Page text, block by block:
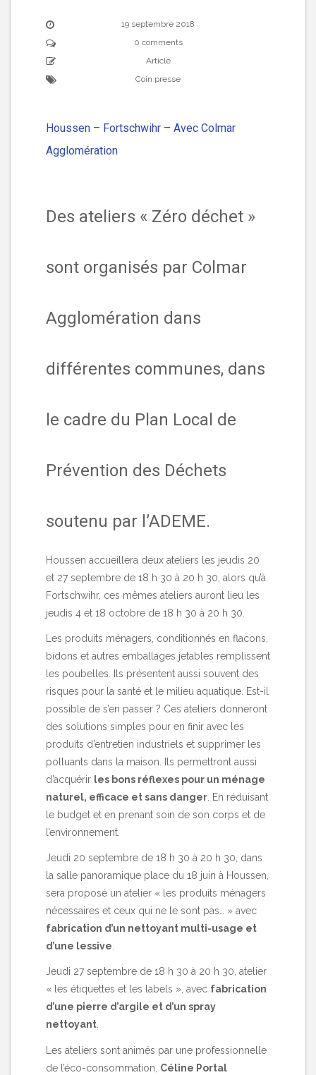
19 septembre 2018
0 comments
Article
Coin presse
Houssen – Fortschwihr – Avec Colmar
Agglomération
Des ateliers « Zéro déchet »
sont organisés par Colmar
Agglomération dans
différentes communes, dans
le cadre du Plan Local de
Prévention des Déchets
soutenu par l’ADEME.
Houssen accueillera deux ateliers les jeudis 20
et 27 septembre de 18 h 30 à 20 h 30, alors qu’à
Fortschwihr, ces mêmes ateliers auront lieu les
jeudis 4 et 18 octobre de 18 h 30 à 20 h 30.
Les produits ménagers, conditionnés en flacons,
bidons et autres emballages jetables remplissent
les poubelles. Ils présentent aussi souvent des
risques pour la santé et le milieu aquatique. Est-il
possible de s’en passer ? Ces ateliers donneront
des solutions simples pour en finir avec les
produits d’entretien industriels et supprimer les
polluants dans la maison. Ils permettront aussi
d’acquérir les bons réflexes pour un ménage
naturel, efficace et sans danger . En réduisant
le budget et en prenant soin de son corps et de
l’environnement.
Jeudi 20 septembre de 18 h 30 à 20 h 30, dans
la salle panoramique place du 18 juin à Houssen,
sera proposé un atelier « les produits ménagers
nécessaires et ceux qui ne le sont pas… » avec
fabrication d’un nettoyant multi-usage et
d’une lessive.
Jeudi 27 septembre de 18 h 30 à 20 h 30, atelier
« les étiquettes et les labels », avec fabrication
d’une pierre d’argile et d’un spray
nettoyant.
Les ateliers sont animés par une professionnelle
de l’éco-consommation, Céline Portal